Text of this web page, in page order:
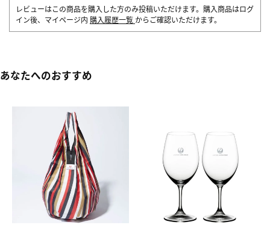
レビューはこの商品を購入した方のみ投稿いただけます。購入商品はログ
イン後、マイページ内 購入履歴一覧 からご確認いただけます。
あなたへのおすすめ